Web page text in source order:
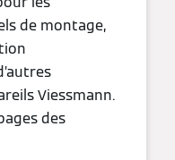
de montage,
Viessmann.
des